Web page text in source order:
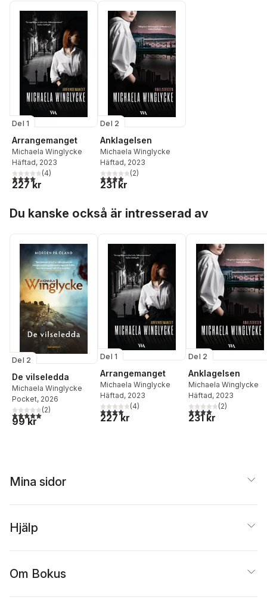
Del 1
Arrangemanget
Michaela Winglycke
Häftad, 2023
4,0utav 5 stjärnor. Totalt antal röster:
(4)
227 kr
Del 2
Anklagelsen
Michaela Winglycke
Häftad, 2023
4,0utav 5 stjärnor. Totalt antal röster:
(2)
231 kr
Du kanske också är intresserad av
Del 2
De vilseledda
Michaela Winglycke
Pocket, 2026
5,0utav 5 stjärnor. Totalt antal röster:
(2)
99 kr
Del 1
Arrangemanget
Michaela Winglycke
Häftad, 2023
4,0utav 5 stjärnor. Totalt antal röster:
(4)
227 kr
Del 2
Anklagelsen
Michaela Winglycke
Häftad, 2023
4,0utav 5 stjärnor.
(2)
231 kr
Mina sidor
Hjälp
Om Bokus